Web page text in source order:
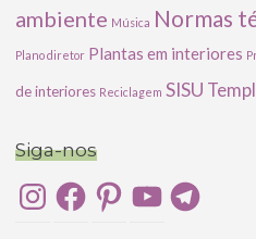
ambiente Música Normas
Plano diretor Plantas em interiores
de interiores Reciclagem SISU
Siga-nos
InstagramFacebookPinterestYouTubeTelegram